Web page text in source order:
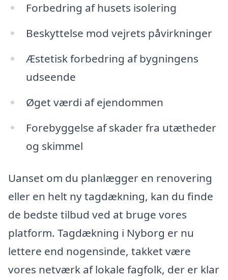
Forbedring af husets isolering
Beskyttelse mod vejrets påvirkninger
Æstetisk forbedring af bygningens
udseende
Øget værdi af ejendommen
Forebyggelse af skader fra utætheder
og skimmel
Uanset om du planlægger en renovering
eller en helt ny tagdækning, kan du finde
de bedste tilbud ved at bruge vores
platform. Tagdækning i Nyborg er nu
lettere end nogensinde, takket være
vores netværk af lokale fagfolk, der er klar